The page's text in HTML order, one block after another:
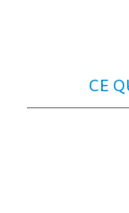
CE